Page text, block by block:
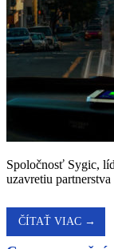
Spoločnosť Sygic,
uzavretiu
ČÍTAŤ VIAC →